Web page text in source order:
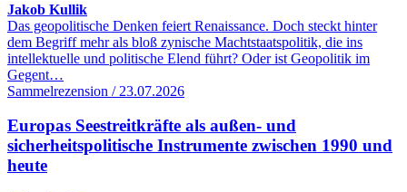
Jakob Kullik
Das geopolitische Denken feiert Renaissance. Doch steckt hinter
dem Begriff mehr als bloß zynische Machtstaatspolitik, die ins
intellektuelle und politische Elend führt? Oder ist Geopolitik im
Gegent…
Sammelrezension / 23.07.2026
Europas Seestreitkräfte als außen- und
sicherheitspolitische Instrumente zwischen 1990 und
heute